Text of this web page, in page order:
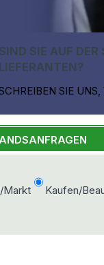
SIND SIE AUF DER
LIEFERANTEN?
SIE
Markt Kaufen/